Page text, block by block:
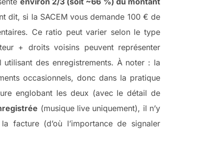
dit, si la SACEM vous demande 100 € de
Ce ratio peut varier selon le type
+ droits voisins peuvent représenter
des enregistrements. À noter : la
occasionnels, donc dans la pratique
englobant les deux (avec le détail de
(musique live uniquement), il n’y
facture (d’où l’importance de signaler